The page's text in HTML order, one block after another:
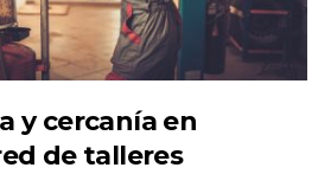
y cercanía en
de talleres